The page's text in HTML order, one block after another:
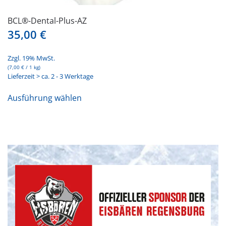
BCL®-Dental-Plus-AZ
35,00 €
Zzgl. 19% MwSt.
(7,00 € / 1 kg)
Lieferzeit > ca. 2 - 3 Werktage
Ausführung wählen
auf.
Die
können
auf